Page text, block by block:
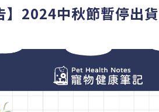
】2024中秋節暫停出